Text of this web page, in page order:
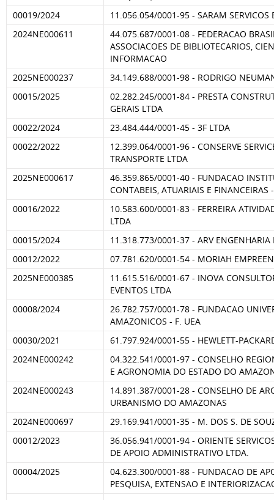
00019/2024
11.056.054/0001-95 - SARAM SERVICOS
2024NE000611
44.075.687/0001-08 - FEDERACAO
ASSOCIACOES DE BIBLIOTECARIOS,
INFORMACAO
2025NE000237
34.149.688/0001-98 - RODRIGO
00015/2025
02.282.245/0001-84 - PRESTA
GERAIS LTDA
00022/2024
23.484.444/0001-45 - 3F LTDA
00022/2022
12.399.064/0001-96 - CONSERVE
TRANSPORTE LTDA
2025NE000617
46.359.865/0001-40 - FUNDACAO
CONTABEIS, ATUARIAIS E FINANCEIRAS
00016/2022
10.583.600/0001-83 - FERREIRA
LTDA
00015/2024
11.318.773/0001-37 - ARV ENGENHARIA
00012/2022
07.781.620/0001-54 - MORIAH
2025NE000385
11.615.516/0001-67 - INOVA
EVENTOS LTDA
00008/2024
26.782.757/0001-78 - FUNDACAO
AMAZONICOS - F. UEA
00030/2021
61.797.924/0001-55 - HEWLETT-
2024NE000242
04.322.541/0001-97 - CONSELHO
E AGRONOMIA DO ESTADO DO
2024NE000243
14.891.387/0001-28 - CONSELHO DE
URBANISMO DO AMAZONAS
2024NE000697
29.169.941/0001-35 - M. DOS S. DE
00012/2023
36.056.941/0001-94 - ORIENTE
DE APOIO ADMINISTRATIVO LTDA.
00004/2025
04.623.300/0001-88 - FUNDACAO DE
PESQUISA, EXTENSAO E